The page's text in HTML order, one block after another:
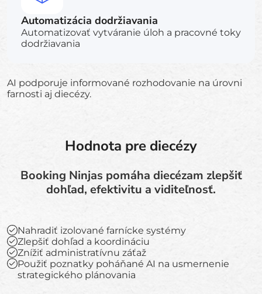
Automatizácia dodržiavania
Automatizovať vytváranie úloh a pracovné toky
dodržiavania
AI podporuje informované rozhodovanie na úrovni
farnosti aj diecézy.
Hodnota pre diecézy
Booking Ninjas pomáha diecézam zlepšiť
dohľad, efektivitu a viditeľnosť.
Nahradiť izolované farnícke systémy
Zlepšiť dohľad a koordináciu
Znížiť administratívnu záťaž
Použiť poznatky poháňané AI na usmernenie
strategického plánovania